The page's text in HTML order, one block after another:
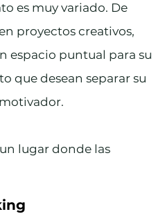
es muy variado. De
proyectos creativos,
espacio puntual para su
que desean separar su
lugar donde las